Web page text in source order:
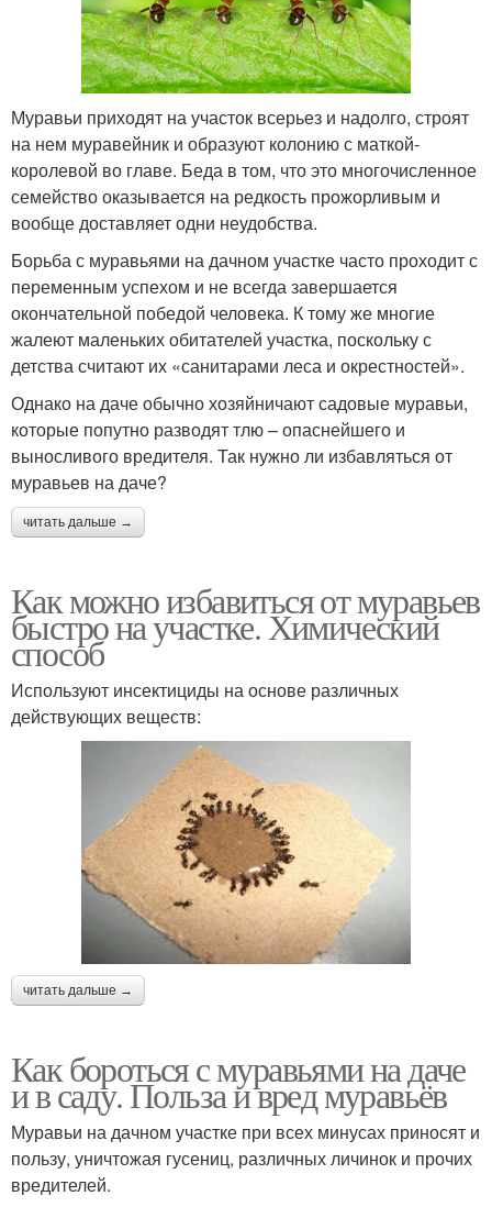
Муравьи приходят на участок всерьез и надолго, строят
на нем муравейник и образуют колонию с маткой-
королевой во главе. Беда в том, что это многочисленное
семейство оказывается на редкость прожорливым и
вообще доставляет одни неудобства.
Борьба с муравьями на дачном участке часто проходит с
переменным успехом и не всегда завершается
окончательной победой человека. К тому же многие
жалеют маленьких обитателей участка, поскольку с
детства считают их «санитарами леса и окрестностей».
Однако на даче обычно хозяйничают садовые муравьи,
которые попутно разводят тлю – опаснейшего и
выносливого вредителя. Так нужно ли избавляться от
муравьев на даче?
читать дальше →
Как можно избавиться от муравьев
быстро на участке. Химический
способ
Используют инсектициды на основе различных
действующих веществ:
читать дальше →
Как бороться с муравьями на даче
и в саду. Польза и вред муравьёв
Муравьи на дачном участке при всех минусах приносят и
пользу, уничтожая гусениц, различных личинок и прочих
вредителей.